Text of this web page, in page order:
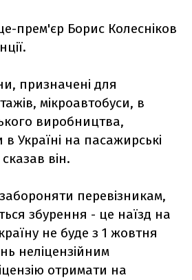
прем'єр Борис Колесніков
призначені для
мікроавтобуси, в
виробництва,
Україні на пасажирські
він.
перевізникам,
збурення - це наїзд на
не буде з 1 жовтня
неліцензійним
отримати на